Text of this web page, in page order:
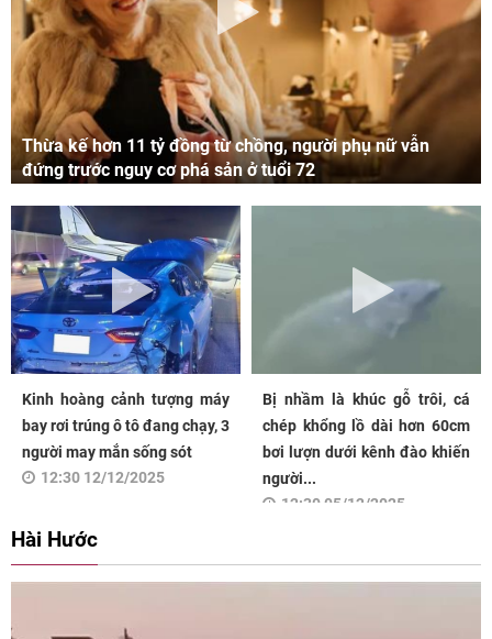
Thừa kế hơn 11 tỷ đồng từ chồng, người phụ nữ vẫn
đứng trước nguy cơ phá sản ở tuổi 72
Kinh hoàng cảnh tượng máy
bay rơi trúng ô tô đang chạy, 3
người may mắn sống sót
12:30 12/12/2025
Bị nhầm là khúc gỗ trôi, cá
chép khổng lồ dài hơn 60cm
bơi lượn dưới kênh đào khiến
người...
12:30 05/12/2025
Hài Hước